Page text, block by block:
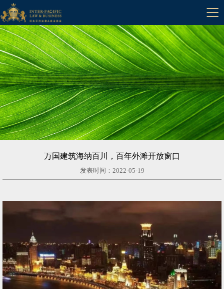

EN
万国建筑海纳百川，百年外滩开放窗口
发表时间：2022-05-19